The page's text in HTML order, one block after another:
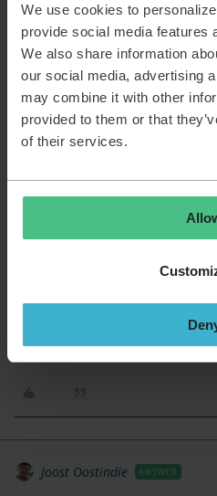
We use cookies to
provide social media features
We also share information
our social media, advertising
may combine it with other
provided to them or that
of their services.
beginnen, om te kijken of je
interacties te zien die een
ticket.
Je vindt hem hier:
Rapportage behandelaar
request laatste 3 maanden |
Joost mag het weten, jij ook!
Dit is helaas niet helemaal wat
filteren op wanneer die
Joost Oostindie ANSWER